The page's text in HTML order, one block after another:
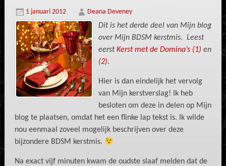
1 januari 2012 Deana Deveney
Dit is het derde deel van Mijn blog
over Mijn BDSM kerstmis. Leest
eerstKerst met de Domina’s (1) en
(2).
Hier is dan eindelijk het vervolg
van Mijn kerstverslag! Ik heb
besloten om deze in delen op Mijn
blog te plaatsen, omdat het een flinke lap tekst is. Ik wilde
nou eenmaal zoveel mogelijk beschrijven over deze
bijzondere BDSM kerstmis.
Na exact vijf minuten kwam de oudste slaaf melden dat de